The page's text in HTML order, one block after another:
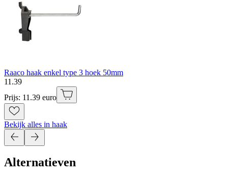
Raaco haak enkel type 3 hoek 50mm
11 .39
Prijs: 11.39 euro
Bekijk alles in haak
Alternatieven